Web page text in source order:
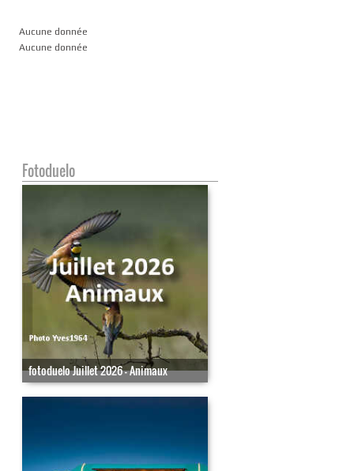
Aucune donnée
Aucune donnée
Fotoduelo
fotoduelo Juillet 2026 - Animaux